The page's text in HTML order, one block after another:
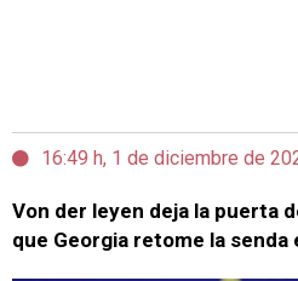
16:49 h, 1 de diciembre de
Von der leyen deja la puerta
que Georgia retome la senda